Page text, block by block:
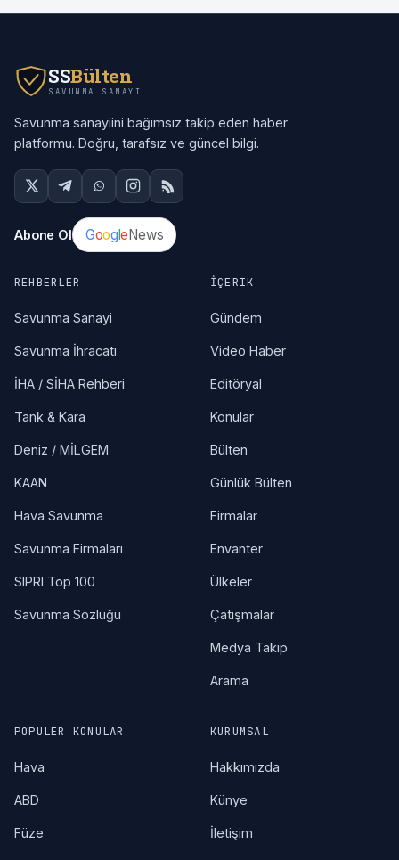
SSBülten
SAVUNMA SANAYI
Savunma sanayiini bağımsız takip eden haber
platformu. Doğru, tarafsız ve güncel bilgi.
Abone Ol GoogleNews
REHBERLER
Savunma Sanayi
Savunma İhracatı
İHA / SİHA Rehberi
Tank & Kara
Deniz / MİLGEM
KAAN
Hava Savunma
Savunma Firmaları
SIPRI Top 100
Savunma Sözlüğü
İÇERIK
Gündem
Video Haber
Editöryal
Konular
Bülten
Günlük Bülten
Firmalar
Envanter
Ülkeler
Çatışmalar
Medya Takip
Arama
POPÜLER KONULAR
Hava
ABD
Füze
KURUMSAL
Hakkımızda
Künye
İletişim